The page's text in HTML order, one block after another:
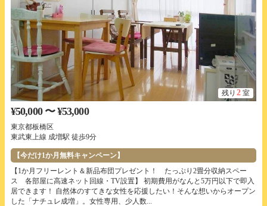
残り 2 室
¥50,000 〜 ¥53,000
東京都板橋区
東武東上線 成増駅 徒歩9分
【今だけ1か月無料キャンペーン】
【1か月フリーレント＆新品布団プレゼント！ たっぷり2畳分収納スペー
ス 各部屋に高速ネット回線・TV設置】 初期費用がなんと5万円以下で即入
居できます！ 自然体のすてきな女性を応援したい！そんな想いからオープン
した「ナチュレ成増」。女性専用、少人数...